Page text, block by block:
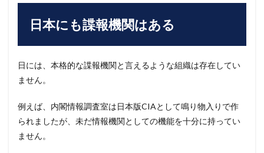
日本にも諜報機関はある
日には、本格的な諜報機関と言えるような組織は存在してい
ません。
例えば、内閣情報調査室は日本版CIAとして鳴り物入りで作
られましたが、未だ情報機関としての機能を十分に持ってい
ません。